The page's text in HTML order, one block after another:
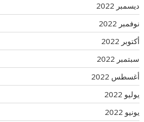
ديسمبر 2022
نوفمبر 2022
أكتوبر 2022
سبتمبر 2022
أغسطس 2022
يوليو 2022
يونيو 2022